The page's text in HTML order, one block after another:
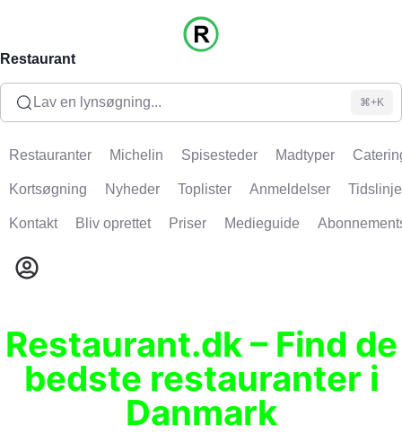
Restaurant
Lav en lynsøgning... ⌘+K
Restauranter Michelin Spisesteder Madtyper
Kortsøgning Nyheder Toplister Anmeldelser Tidslinje
Kontakt Bliv oprettet Priser Medieguide
Restaurant.dk – Find de
bedste restauranter i
Danmark